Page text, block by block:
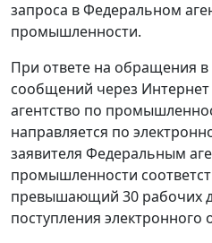
запроса в Федеральном
промышленности.
При ответе на обращения
сообщений через
агентство по
направляется по
заявителя Федеральным
промышленности
превышающий 30 рабочих
поступления